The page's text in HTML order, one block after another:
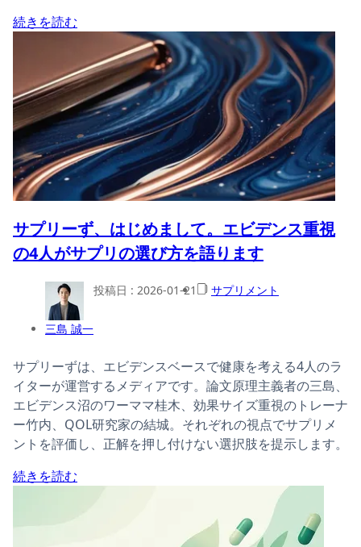
続きを読む
サプリーず、はじめまして。エビデンス重視
の4人がサプリの選び方を語ります
三島 誠一
投稿日 : 2026-01-21 サプリメント
サプリーずは、エビデンスベースで健康を考える4人のラ
イターが運営するメディアです。論文原理主義者の三島、
エビデンス沼のワーママ桂木、効果サイズ重視のトレーナ
ー竹内、QOL研究家の結城。それぞれの視点でサプリメ
ントを評価し、正解を押し付けない選択肢を提示します。
続きを読む